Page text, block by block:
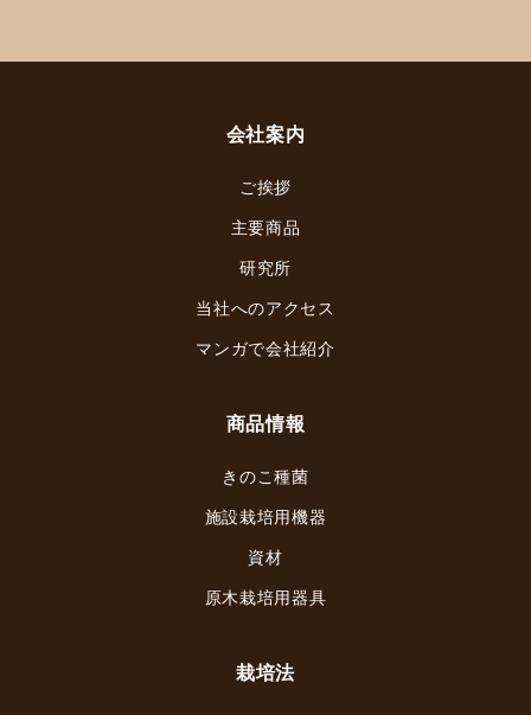
会社案内
ご挨拶
主要商品
研究所
当社へのアクセス
マンガで会社紹介
商品情報
きのこ種菌
施設栽培用機器
資材
原木栽培用器具
栽培法